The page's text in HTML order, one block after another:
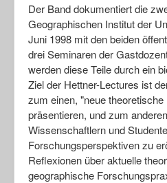
Der Band dokumentiert die
Geographischen Institut der
Juni 1998 mit den beiden
drei Seminaren der
werden diese Teile durch ein
Ziel der Hettner-Lectures ist
zum einen, "neue
präsentieren, und zum
Wissenschaftlern und
Forschungsperspektiven zu
Reflexionen über aktuelle
geographische